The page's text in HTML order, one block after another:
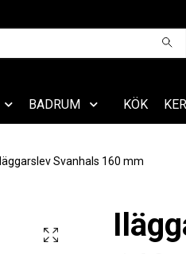
BADRUM KÖK
Iläggarslev Svanhals 160 mm